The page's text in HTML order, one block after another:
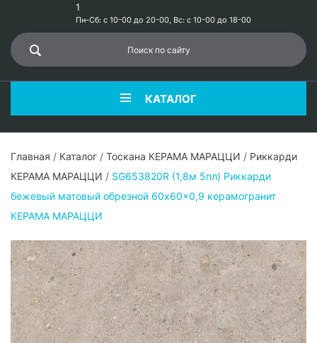
1
Пн-Сб: с 10-00 до 20-00, Вс: с 10-00 до 18-00
КАТАЛОГ
Главная / Каталог / Тоскана КЕРАМА МАРАЦЦИ / Риккарди
КЕРАМА МАРАЦЦИ / SG653820R (1,8м 5пл) Риккарди
бежевый матовый обрезной 60x60x0,9 керамогранит
КЕРАМА МАРАЦЦИ